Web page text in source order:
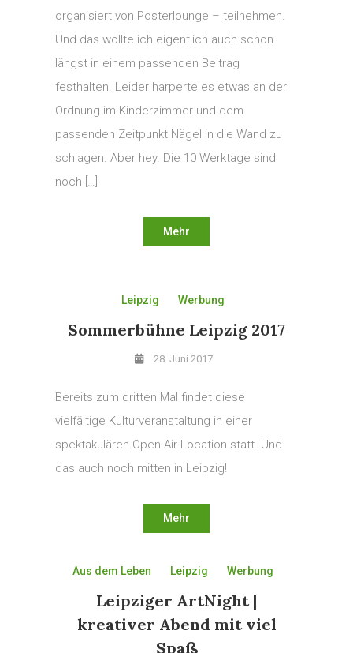
organisiert von Posterlounge – teilnehmen.
Und das wollte ich eigentlich auch schon
längst in einem passenden Beitrag
festhalten. Leider harperte es etwas an der
Ordnung im Kinderzimmer und dem
passenden Zeitpunkt Nägel in die Wand zu
schlagen. Aber hey. Die 10 Werktage sind
noch […]
Mehr
Leipzig Werbung
Sommerbühne Leipzig 2017
28. Juni 2017
Bereits zum dritten Mal findet diese
vielfältige Kulturveranstaltung in einer
spektakulären Open-Air-Location statt. Und
das auch noch mitten in Leipzig!
Mehr
Aus dem Leben Leipzig Werbung
Leipziger ArtNight |
kreativer Abend mit viel
Spaß